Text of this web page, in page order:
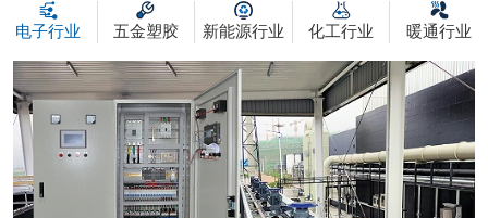
电子行业 五金塑胶 新能源行业 化工行业 暖通行业